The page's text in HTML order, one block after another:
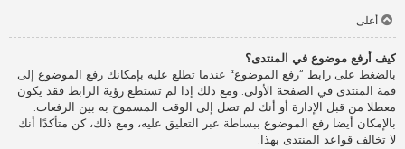
أعلى
كيف أرفع موضوع في المنتدى؟
بالضغط على رابط ”رفع الموضوع“ عندما تطلع عليه بإمكانك رفع الموضوع إلى
قمة المنتدى في الصفحة الأولى. ومع ذلك إذا لم تستطع رؤية الرابط فقد يكون
معطلا من قبل الإدارة أو أنك لم تصل إلى الوقت المسموح به بين الرفعات.
بالإمكان أيضا رفع الموضوع ببساطة عبر التعليق عليه، ومع ذلك، كن متأكدًا أنك
لا تخالف قواعد المنتدى بهذا.